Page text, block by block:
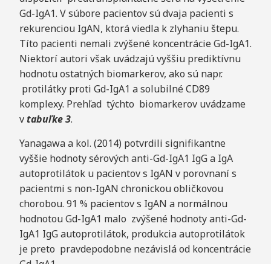
Gd-IgA1. V súbore pacientov sú dvaja pacienti s
rekurenciou IgAN, ktorá viedla k zlyhaniu štepu.
Títo pacienti nemali zvýšené koncentrácie Gd-IgA1.
Niektorí autori však uvádzajú vyššiu prediktívnu
hodnotu ostatných biomarkerov, ako sú napr.
protilátky proti Gd-IgA1 a solubilné CD89
komplexy. Prehľad týchto biomarkerov uvádzame
vtabuľke 3.
Yanagawa a kol. (2014) potvrdili signifikantne
vyššie hodnoty sérových anti-Gd-IgA1 IgG a IgA
autoprotilátok u pacientov s IgAN v porovnaní s
pacientmi s non-IgAN chronickou obličkovou
chorobou. 91 % pacientov s IgAN a normálnou
hodnotou Gd-IgA1 malo zvýšené hodnoty anti-Gd-
IgA1 IgG autoprotilátok, produkcia autoprotilátok
je preto pravdepodobne nezávislá od koncentrácie